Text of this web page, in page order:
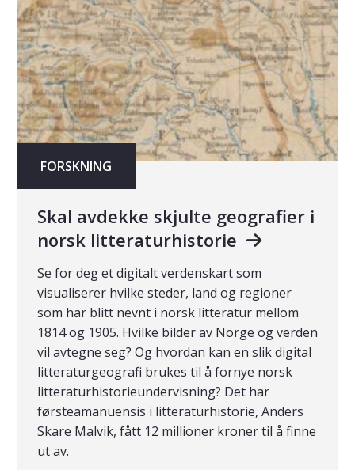
FORSKNING
Skal avdekke skjulte geografier i
norsk litteraturhistorie
Se for deg et digitalt verdenskart som
visualiserer hvilke steder, land og regioner
som har blitt nevnt i norsk litteratur mellom
1814 og 1905. Hvilke bilder av Norge og verden
vil avtegne seg? Og hvordan kan en slik digital
litteraturgeografi brukes til å fornye norsk
litteraturhistorieundervisning? Det har
førsteamanuensis i litteraturhistorie, Anders
Skare Malvik, fått 12 millioner kroner til å finne
ut av.